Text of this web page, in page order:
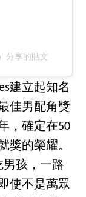
分享的貼文
建立起知名
佳男配角獎
，確定在50
獎的榮耀。
男孩，一路
使不是萬眾